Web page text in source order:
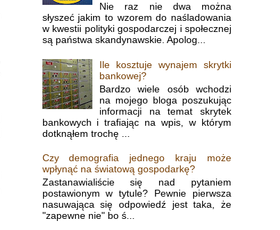
Nie raz nie dwa można
słyszeć jakim to wzorem do naśladowania
w kwestii polityki gospodarczej i społecznej
są państwa skandynawskie. Apolog...
Ile kosztuje wynajem skrytki
bankowej?
Bardzo wiele osób wchodzi
na mojego bloga poszukując
informacji na temat skrytek
bankowych i trafiając na wpis, w którym
dotknąłem trochę ...
Czy demografia jednego kraju może
wpłynąć na światową gospodarkę?
Zastanawialiście się nad pytaniem
postawionym w tytule? Pewnie pierwsza
nasuwająca się odpowiedź jest taka, że
"zapewne nie" bo ś...